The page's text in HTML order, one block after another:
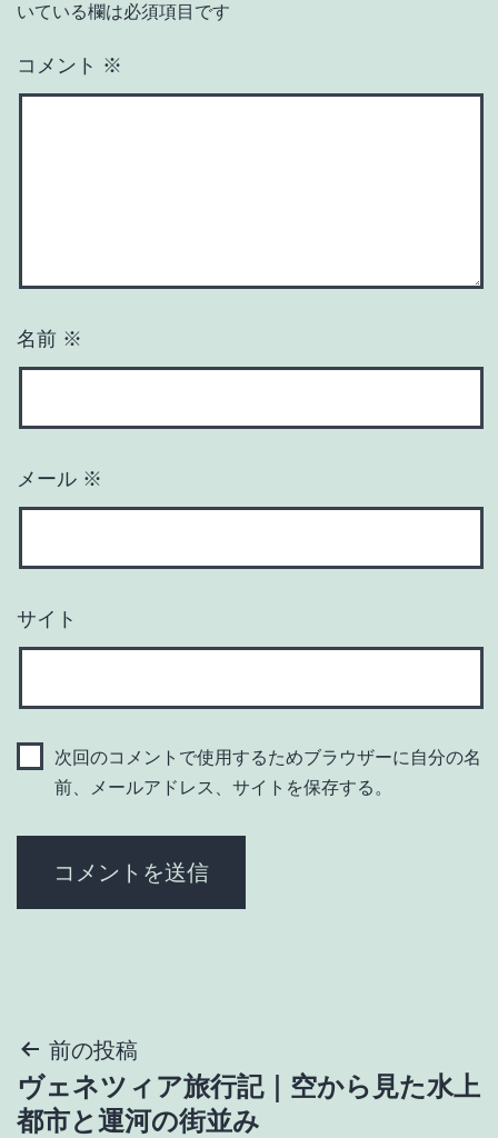
いている欄は必須項目です
コメント ※
名前 ※
メール ※
サイト
次回のコメントで使用するためブラウザーに自分の名
前、メールアドレス、サイトを保存する。
投
稿
前の投稿
ヴェネツィア旅行記｜空から見た水上
都市と運河の街並み